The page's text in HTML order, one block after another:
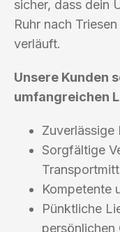
sicher, dass dein
Ruhr nach
verläuft.
Unsere Kunden
umfangreichen
Zuverlässige
Sorgfältige
Kompetente
Pünktliche
persönlichen